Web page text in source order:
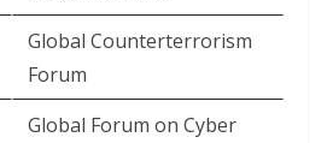
Global Counterterrorism
Forum
Global Forum on Cyber